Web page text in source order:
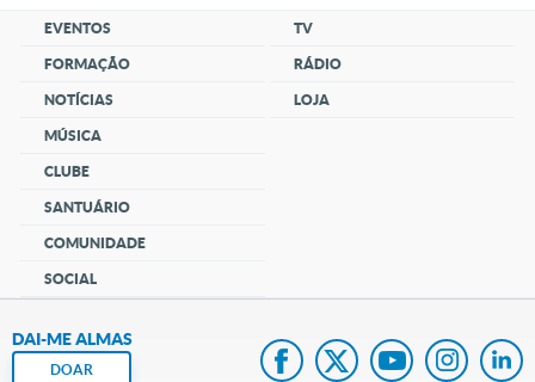
EVENTOS
FORMAÇÃO
NOTÍCIAS
MÚSICA
CLUBE
SANTUÁRIO
COMUNIDADE
SOCIAL
TV
RÁDIO
LOJA
DAI-ME ALMAS
DOAR